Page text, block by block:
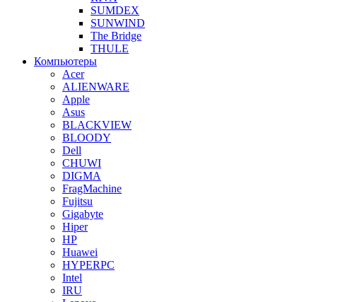
SUMDEX
SUNWIND
The Bridge
THULE
Компьютеры
Acer
ALIENWARE
Apple
Asus
BLACKVIEW
BLOODY
Dell
CHUWI
DIGMA
FragMachine
Fujitsu
Gigabyte
Hiper
HP
Huawei
HYPERPC
Intel
IRU